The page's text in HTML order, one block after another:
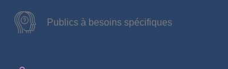
Publics à besoins spécifiques